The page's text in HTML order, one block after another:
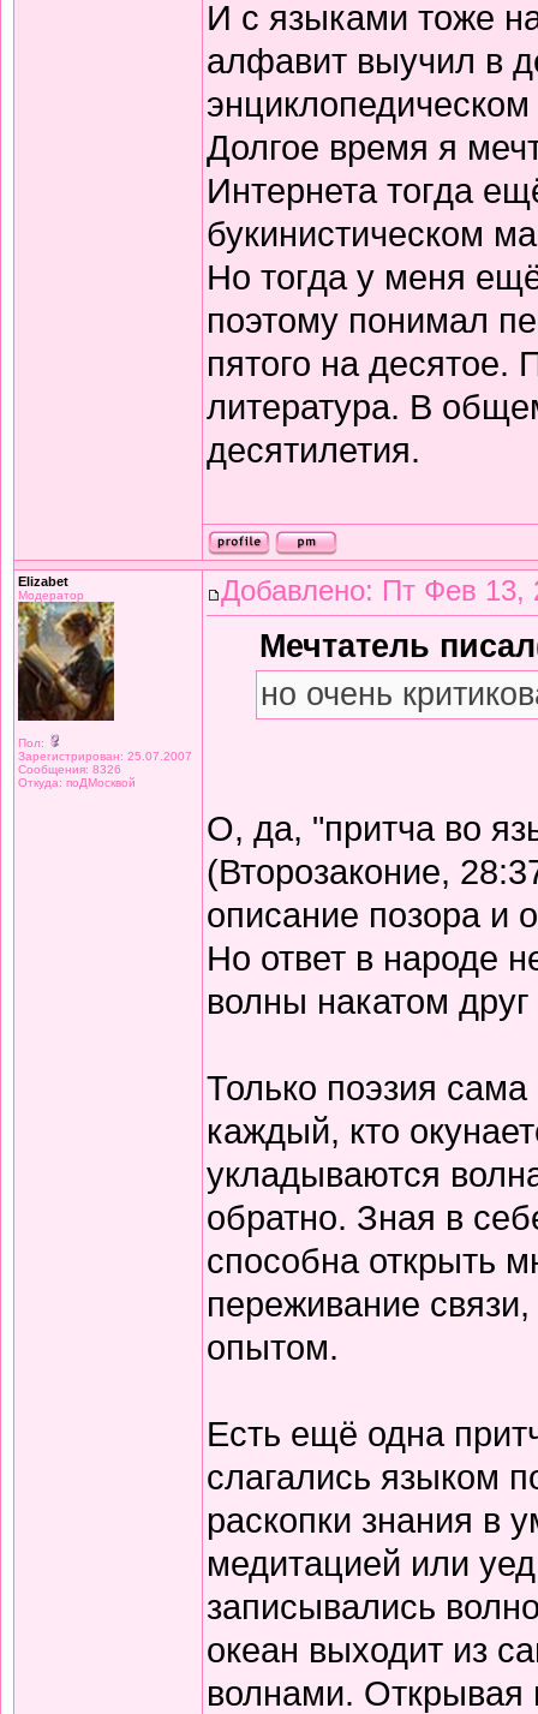
И с языками тоже
алфавит выучил в
Долгое время я
Интернета тогда
букинистическом
Но тогда у меня
поэтому понимал
пятого на десятое.
литература. В
десятилетия.
Elizabet
Модератор
Пол:
Зарегистрирован: 25.07.2007
Сообщения: 8326
Откуда: поДМосквой
Добавлено: Пт Фев 13,
Мечтатель
но очень
О, да, "притча во
(Второзаконие,
описание позора и
Но ответ в народе
волны накатом
Только поэзия
каждый, кто
укладываются
обратно. Зная в
способна открыть
переживание связи,
опытом.
Есть ещё одна
слагались языком
раскопки знания в
медитацией или
записывались
океан выходит из
волнами. Открывая